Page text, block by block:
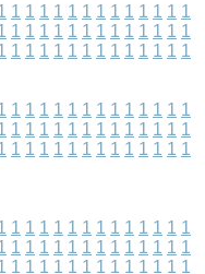
1 1 1 1 1 1 1 1 1 1 1 1 1
1 1 1 1 1 1 1 1 1 1 1 1 1
1 1 1 1 1 1 1 1 1 1 1 1 1
1 1 1 1 1 1 1 1 1 1 1 1 1
1 1 1 1 1 1 1 1 1 1 1 1 1
1 1 1 1 1 1 1 1 1 1 1 1 1
1 1 1 1 1 1 1 1 1 1 1 1 1
1 1 1 1 1 1 1 1 1 1 1 1 1
1 1 1 1 1 1 1 1 1 1 1 1 1